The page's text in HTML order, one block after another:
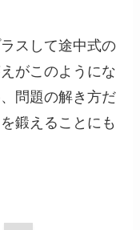
スして途中式の
がこのようにな
問題の解き方だ
鍛えることにも